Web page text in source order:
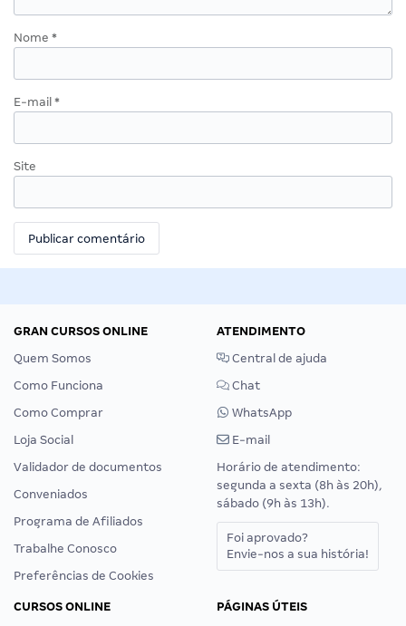
Nome *
E-mail *
Site
GRAN CURSOS ONLINE
Quem Somos
Como Funciona
Como Comprar
Loja Social
Validador de documentos
Conveniados
Programa de Afiliados
Trabalhe Conosco
Preferências de Cookies
ATENDIMENTO
Central de ajuda
Chat
WhatsApp
E-mail
Horário de atendimento:
segunda a sexta (8h às 20h),
sábado (9h às 13h).
Foi aprovado?
Envie-nos a sua história!
CURSOS ONLINE
PÁGINAS ÚTEIS